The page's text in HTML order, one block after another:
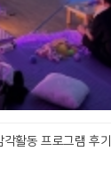
활동 프로그램 후기